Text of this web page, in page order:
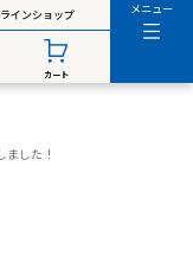
インショップ
カート
メニュー
した！